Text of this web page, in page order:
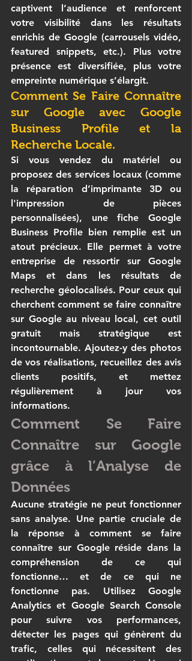
captivent l’audience et renforcent
votre visibilité dans les résultats
enrichis de Google (carrousels vidéo,
featured snippets, etc.). Plus votre
présence est diversifiée, plus votre
empreinte numérique s’élargit.
Comment Se Faire Connaître
sur Google avec Google
Business Profile et la
Recherche Locale.
Si vous vendez du matériel ou
proposez des services locaux (comme
la réparation d’imprimante 3D ou
l'impression de pièces
personnalisées), une fiche Google
Business Profile bien remplie est un
atout précieux. Elle permet à votre
entreprise de ressortir sur Google
Maps et dans les résultats de
recherche géolocalisés. Pour ceux qui
cherchent comment se faire connaître
sur Google au niveau local, cet outil
gratuit mais stratégique est
incontournable. Ajoutez-y des photos
de vos réalisations, recueillez des avis
clients positifs, et mettez
régulièrement à jour vos
informations.
Comment Se Faire
Connaître sur Google
grâce à l’Analyse de
Données
Aucune stratégie ne peut fonctionner
sans analyse. Une partie cruciale de
la réponse à comment se faire
connaître sur Google réside dans la
compréhension de ce qui
fonctionne… et de ce qui ne
fonctionne pas. Utilisez Google
Analytics et Google Search Console
pour suivre vos performances,
détecter les pages qui génèrent du
trafic, celles qui nécessitent des